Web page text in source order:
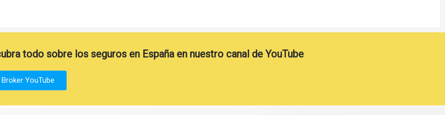
todo sobre los seguros en España en nuestro canal de YouTube
Broker YouTube